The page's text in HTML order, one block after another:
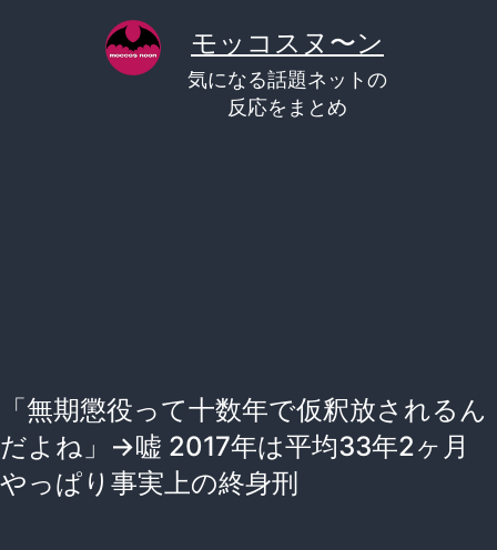
モッコスヌ〜ン
気になる話題ネットの
反応をまとめ
「無期懲役って十数年で仮釈放されるん
だよね」→嘘 2017年は平均33年2ヶ月
やっぱり事実上の終身刑